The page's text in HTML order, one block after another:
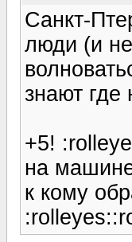
Санкт-
люди (и не
знают где
+5!
на
к кому